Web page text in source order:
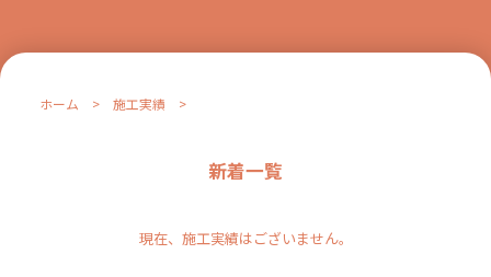
ホーム > 施工実績 >
新着一覧
現在、施工実績はございません。